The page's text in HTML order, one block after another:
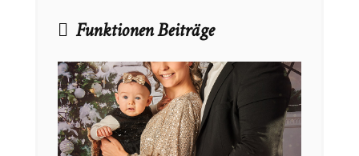
Funktionen Beiträge
NEWSLETTER
Email